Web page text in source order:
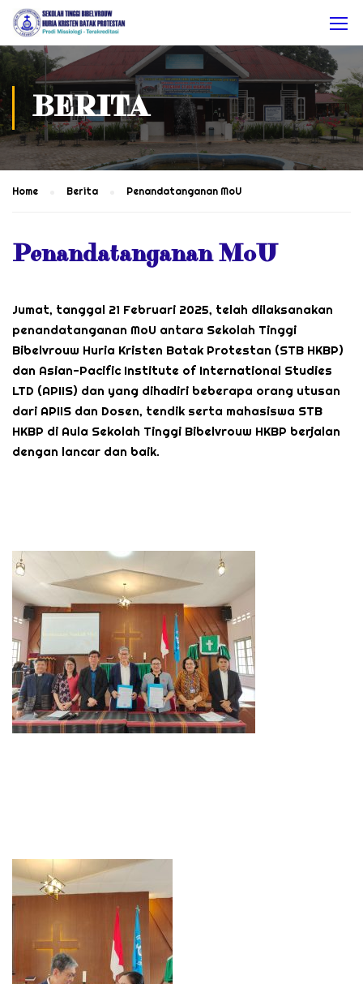
BERITA
Home Berita Penandatanganan MoU
Penandatanganan MoU
Jumat, tanggal 21 Februari 2025, telah dilaksanakan
penandatanganan MoU antara Sekolah Tinggi
Bibelvrouw Huria Kristen Batak Protestan (STB HKBP)
dan Asian-Pacific Institute of International Studies
LTD (APIIS) dan yang dihadiri beberapa orang utusan
dari APIIS dan Dosen, tendik serta mahasiswa STB
HKBP di Aula Sekolah Tinggi Bibelvrouw HKBP berjalan
dengan lancar dan baik.